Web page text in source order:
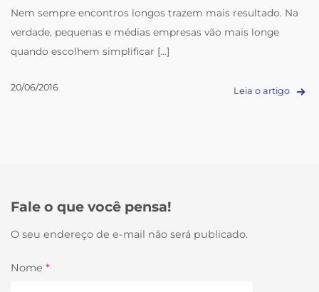
Nem sempre encontros longos trazem mais resultado. Na
verdade, pequenas e médias empresas vão mais longe
quando escolhem simplificar [...]
20/06/2016 Leia o artigo
Fale o que você pensa!
O seu endereço de e-mail não será publicado.
Nome *